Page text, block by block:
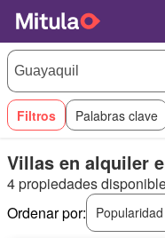
Filtros Palabras clave
Villas en alquiler
4 propiedades
Ordenar por:
Popularidad